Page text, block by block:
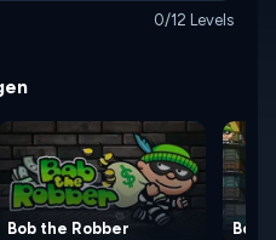
0/12 Levels
Bob the Robber Bob